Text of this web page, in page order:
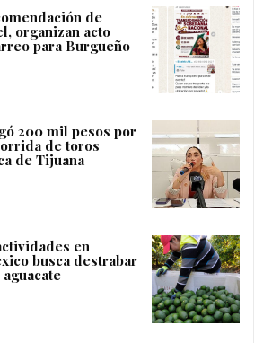
de
organizan acto
para Burgueño
200 mil pesos por
de toros
de Tijuana
en
busca destrabar